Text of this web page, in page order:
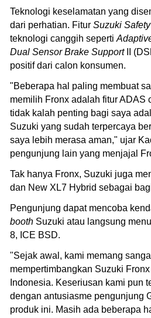
Teknologi keselamatan yang
dari perhatian. Fitur Suzuki
teknologi canggih seperti
Dual Sensor Brake SupportII
positif dari calon konsumen.
"Beberapa hal paling membuat
memilih Fronx adalah fitur ADAS
tidak kalah penting bagi saya
Suzuki yang sudah terpercaya
saya lebih merasa aman," ujar
pengunjung lain yang menjajal
Tak hanya Fronx, Suzuki juga
dan New XL7 Hybrid sebagai
Pengunjung dapat mencoba
booth Suzuki atau langsung
8, ICE BSD.
"Sejak awal, kami memang
mempertimbangkan Suzuki
Indonesia. Keseriusan kami pun
dengan antusiasme pengunjung
produk ini. Masih ada beberapa